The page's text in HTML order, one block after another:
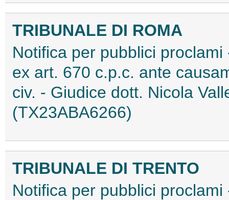
TRIBUNALE DI ROMA
Notifica per pubblici
ex art. 670 c.p.c. ante
civ. - Giudice dott. Nicola
(TX23ABA6266)
TRIBUNALE DI TRENTO
Notifica per pubblici